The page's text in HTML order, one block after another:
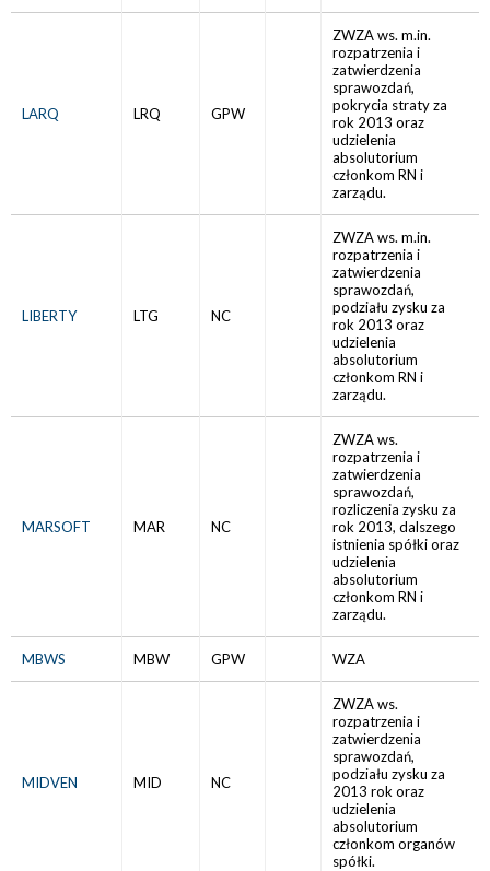
LARQ LRQ GPW
ZWZA ws. m.in.
rozpatrzenia i
zatwierdzenia
sprawozdań,
pokrycia straty za
rok 2013 oraz
udzielenia
absolutorium
członkom RN i
zarządu.
LIBERTY LTG NC
ZWZA ws. m.in.
rozpatrzenia i
zatwierdzenia
sprawozdań,
podziału zysku za
rok 2013 oraz
udzielenia
absolutorium
członkom RN i
zarządu.
MARSOFT MAR NC
ZWZA ws.
rozpatrzenia i
zatwierdzenia
sprawozdań,
rozliczenia zysku za
rok 2013, dalszego
istnienia spółki oraz
udzielenia
absolutorium
członkom RN i
zarządu.
MBWS MBW GPW WZA
MIDVEN MID NC
ZWZA ws.
rozpatrzenia i
zatwierdzenia
sprawozdań,
podziału zysku za
2013 rok oraz
udzielenia
absolutorium
członkom organów
spółki.